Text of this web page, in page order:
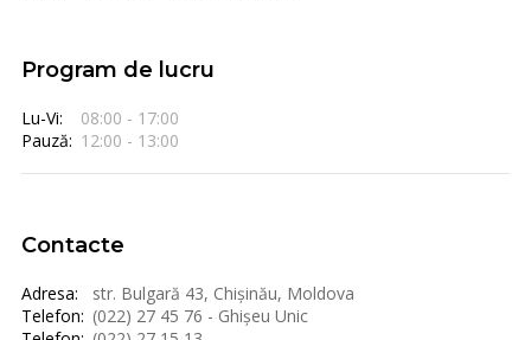
Program de lucru
Lu-Vi:
08:00 - 17:00
Pauză: 12:00 - 13:00
Contacte
Adresa:
str. Bulgară 43, Chișinău, Moldova
Telefon: (022) 27 45 76 - Ghișeu Unic